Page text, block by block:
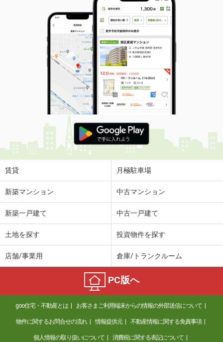
54.61m²
間取り
2LDK
滋賀県甲賀市甲賀町大原中
価 格
6.85万円
住 所
滋賀県甲賀市甲賀町大原中
専有面積 59.58m²
間取り
2LDK
滋賀県甲賀市甲賀町大原中
価 格
6.05万円
住 所
滋賀県甲賀市甲賀町大原中
専有面積
滋賀県大津市膳所１丁目
8.90万円
滋賀県大津市中庄１丁目
2.50万円
住 所
滋賀県大津市中庄１丁目
専有面積 18m²
間取り
1K
滋賀県栗東市目川
賃貸 月極駐車場
新築マンション 中古マンション
新築一戸建て 中古一戸建て
土地を探す 投資物件を探す
店舗/事業用 倉庫/トランクルーム
PC版へ
goo住宅・不動産とは お客さまご利用端末からの情報の外部送信について
物件に関するお問合せの流れ 情報提供元 不動産情報に関する免責事項
個人情報の取り扱いについて 消費税に関する表記について